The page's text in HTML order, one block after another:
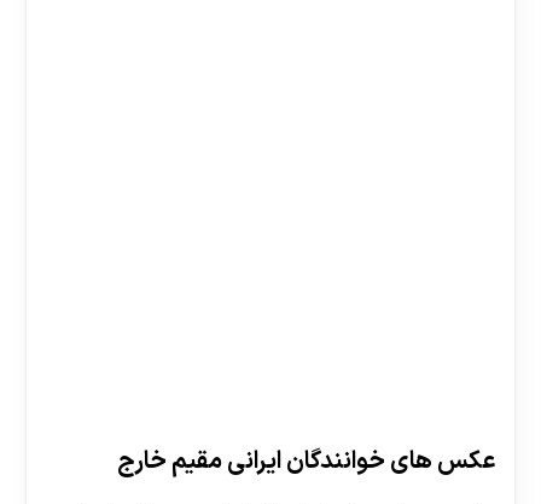
عکس های خوانندگان ایرانی مقیم خارج